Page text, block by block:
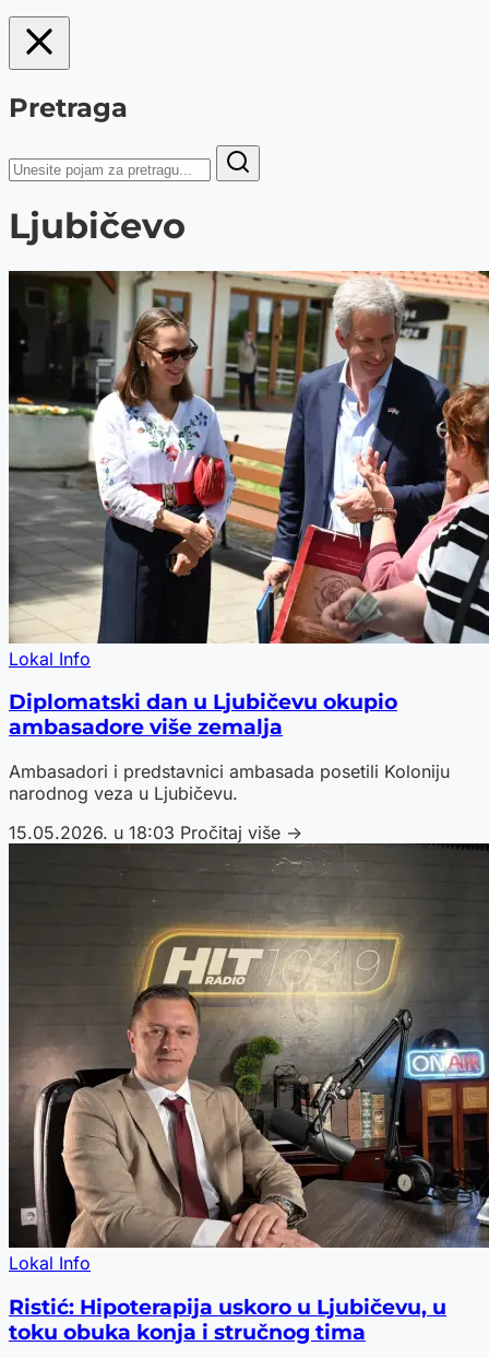
Pretraga
Ljubičevo
Lokal Info
Diplomatski dan u Ljubičevu okupio
ambasadore više zemalja
Ambasadori i predstavnici ambasada posetili Koloniju
narodnog veza u Ljubičevu.
15.05.2026. u 18:03 Pročitaj više →
Lokal Info
Ristić: Hipoterapija uskoro u Ljubičevu, u
toku obuka konja i stručnog tima